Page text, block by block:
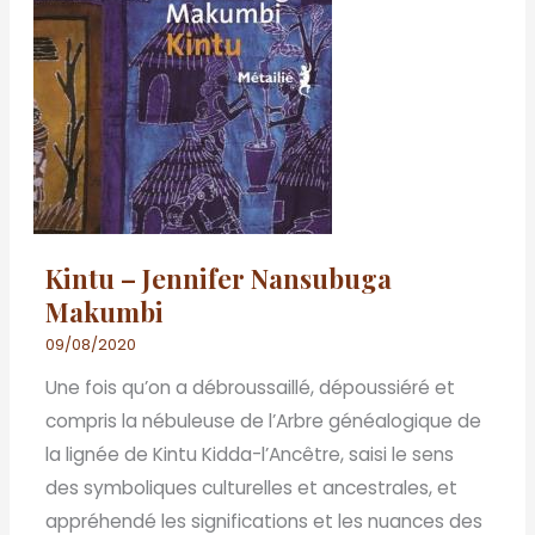
Kintu – Jennifer Nansubuga
Makumbi
09/08/2020
Une fois qu’on a débroussaillé, dépoussiéré et
compris la nébuleuse de l’Arbre généalogique de
la lignée de Kintu Kidda-l’Ancêtre, saisi le sens
des symboliques culturelles et ancestrales, et
appréhendé les significations et les nuances des